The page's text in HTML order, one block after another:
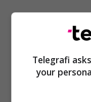
Telegrafi
your